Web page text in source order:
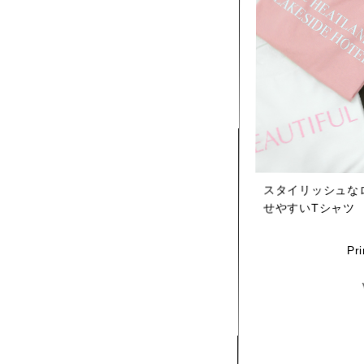
スタイリッシュな
せやすいTシャツ